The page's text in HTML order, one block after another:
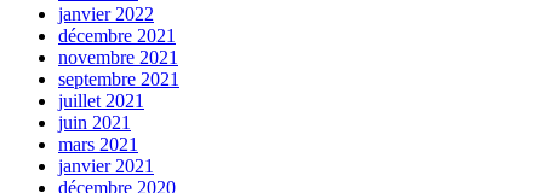
janvier 2022
décembre 2021
novembre 2021
septembre 2021
juillet 2021
juin 2021
mars 2021
janvier 2021
décembre 2020